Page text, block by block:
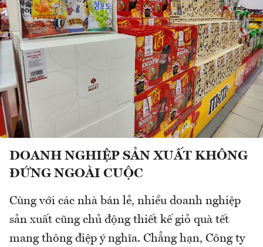
DOANH NGHIỆP SẢN XUẤT KHÔNG
ĐỨNG NGOÀI CUỘC
Cùng với các nhà bán lẻ, nhiều doanh nghiệp
sản xuất cũng chủ động thiết kế giỏ quà tết
mang thông điệp ý nghĩa. Chẳng hạn, Công ty